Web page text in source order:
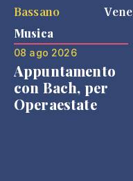
Bassano
Musica
08 ago 2026
Appuntamento
con Bach, per
Operaestate